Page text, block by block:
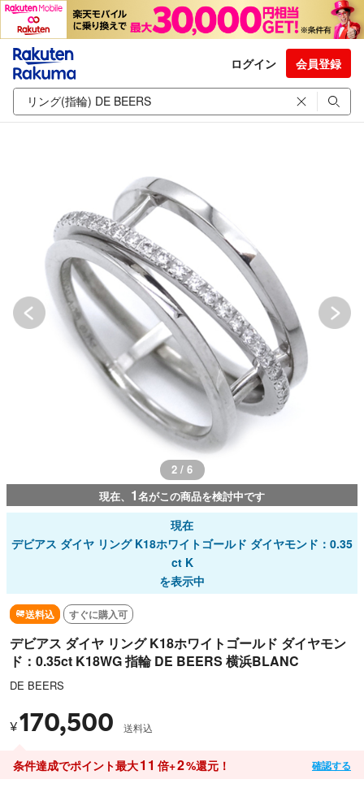
ログイン 会員登録
2 / 6
現在、 1名がこの商品を検討中です
現在
デビアス ダイヤ リング K18ホワイトゴールド ダイヤモンド：0.35
ct K
を表示中
送料込 すぐに購入可
デビアス ダイヤ リング K18ホワイトゴールド ダイヤモン
ド：0.35ct K18WG 指輪 DE BEERS 横浜BLANC
DE BEERS
¥170,500 送料込
条件達成でポイント最大11 倍+2%還元！ 確認する